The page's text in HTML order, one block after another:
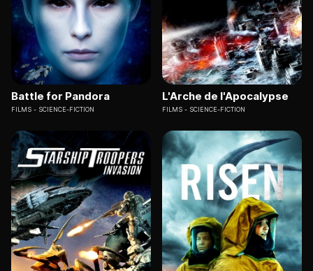
Battle for Pandora
FILMS SCIENCE-FICTION
L'Arche de l'Apocalypse
FILMS SCIENCE-FICTION